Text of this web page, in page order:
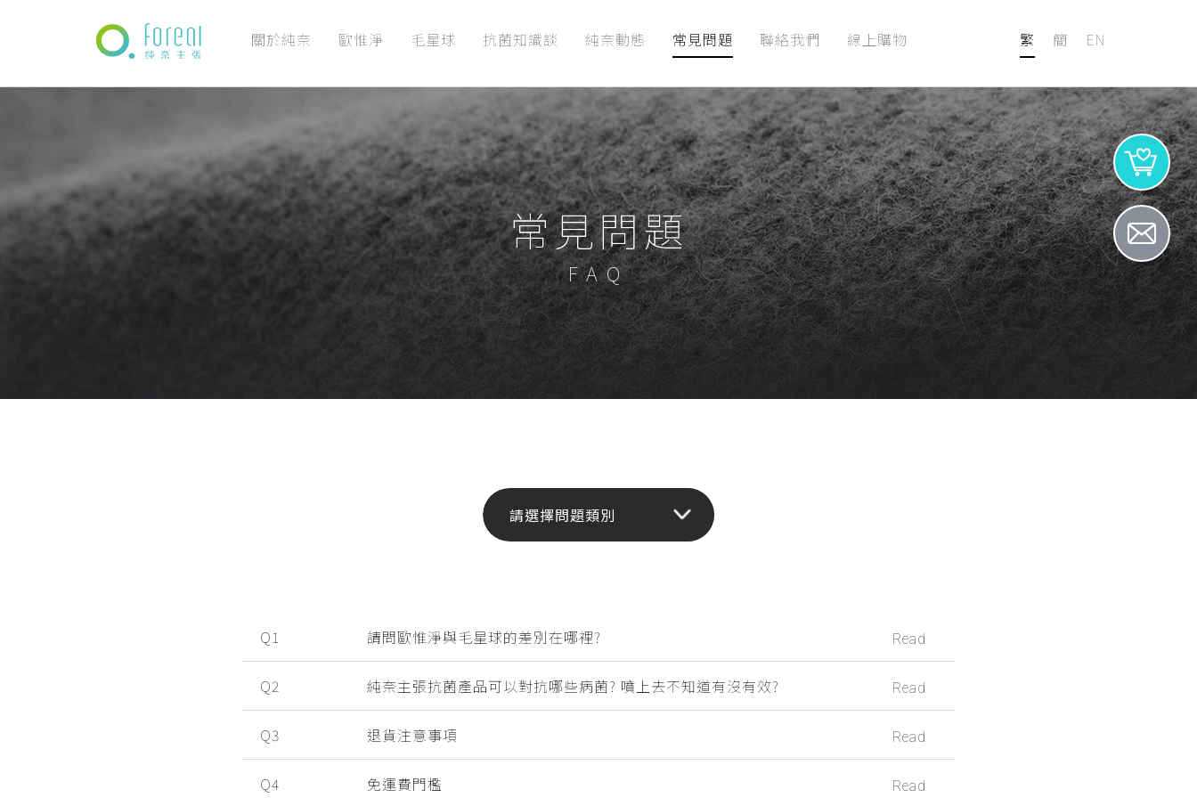
關於純奈 歐惟淨 毛星球 抗菌知識談 純奈動態 常見問題 聯絡我們 線上購物 繁 簡 EN
常見問題
FAQ
Q1 請問歐惟淨與毛星球的差別在哪裡? Read
Q2 純奈主張抗菌產品可以對抗哪些病菌? 噴上去不知道有沒有效? Read
Q3 退貨注意事項 Read
Q4 免運費門檻 Read